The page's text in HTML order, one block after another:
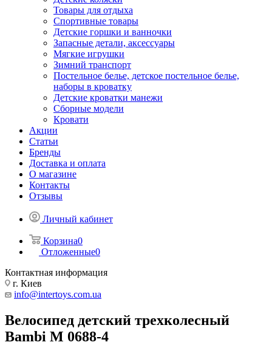
Товары для отдыха
Спортивные товары
Детские горшки и ванночки
Запасные детали, аксессуары
Мягкие игрушки
Зимний транспорт
Постельное белье, детское постельное белье,
наборы в кроватку
Детские кроватки манежи
Сборные модели
Кровати
Акции
Статьи
Бренды
Доставка и оплата
О магазине
Контакты
Отзывы
Личный кабинет
Корзина0
Отложенные0
Контактная информация
г. Киев
info@intertoys.com.ua
Велосипед детский трехколесный
Bambi M 0688-4